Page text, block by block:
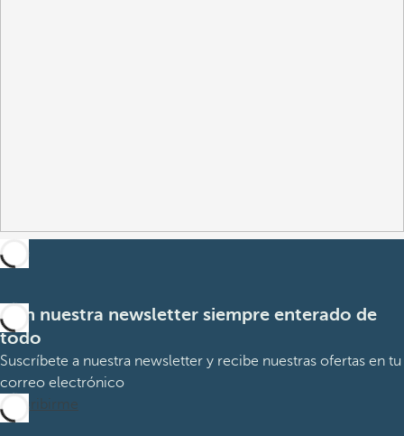
Con nuestra newsletter siempre enterado de
todo
Suscríbete a nuestra newsletter y recibe nuestras ofertas en tu
correo electrónico
Suscribirme